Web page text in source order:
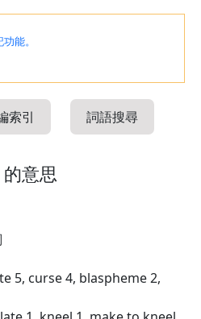
能。
索引 詞語搜尋
意思
5, curse 4, blaspheme 2,